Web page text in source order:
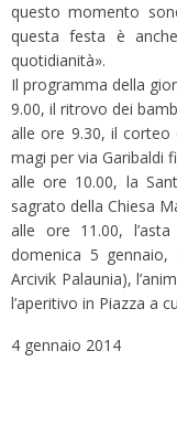
questo momento
questa festa è
quotidianità».
Il programma della
9.00, il ritrovo dei
alle ore 9.30, il corteo
magi per via Garibaldi
alle ore 10.00, la
sagrato della Chiesa
alle ore 11.00,
domenica 5 gennaio,
Arcivik Palaunia),
l’aperitivo in Piazza a
4 gennaio 2014